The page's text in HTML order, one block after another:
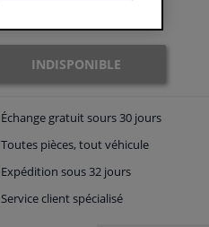
INDISPONIBLE
Échange gratuitsours 30 jours
Toutes pièces, tout véhicule
Expédition sous 32 jours
Serviceclient spécialisé